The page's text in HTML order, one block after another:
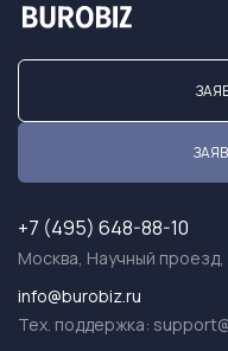
+7 (495) 648-88-10
Москва, Научный проезд,
info@burobiz.ru
Тех. поддержка: